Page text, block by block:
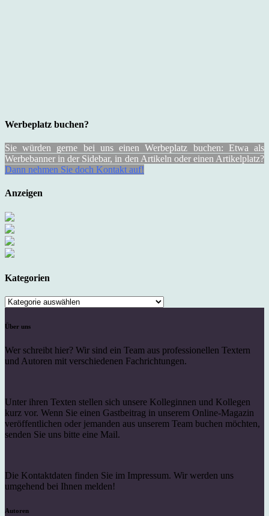
Werbeplatz buchen?
Sie würden gerne bei uns einen Werbeplatz buchen: Etwa als
Werbebanner in der Sidebar, in den Artikeln oder einen Artikelplatz?
Dann nehmen Sie doch Kontakt auf!
Anzeigen
Kategorien
Kategorien
Über uns
Wer schreibt hier? Wir sind ein Team aus professionellen Textern
und Autoren mit verschiedenen Fachrichtungen.
Unter ihren Texten stellen sich unsere Kolleginnen und Kollegen
kurz vor. Wenn Sie einen Gastbeitrag in unserem Online-Magazin
veröffentlichen oder jemanden aus unserem Team buchen möchten,
senden Sie uns bitte eine Mail.
Die Kontaktdaten finden Sie im Impressum. Wir werden uns
umgehend bei Ihnen melden!
Autoren